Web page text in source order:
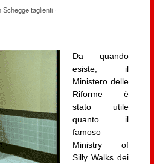
Schegge taglienti·
Da quando
esiste, il
Ministero delle
Riforme è
stato utile
quanto il
famoso
Ministry of
Silly Walks dei